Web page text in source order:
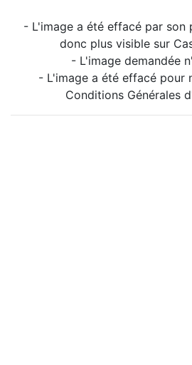
- L'image a été effacé par son
donc plus visible sur
- L'image demandée
- L'image a été effacé pour
Conditions Générales